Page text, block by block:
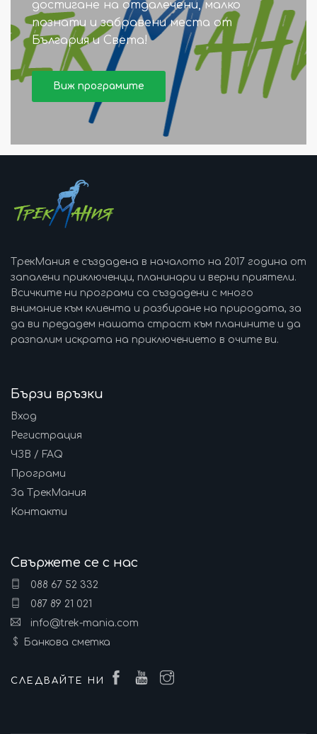
достигане на отдалечени, малко
познати и забравени места от
България и Света!
Виж програмите
ТрекМания е създадена в началото на 2017 година от
запалени приключенци, планинари и верни приятели.
Всичките ни програми са създадени с много
внимание към клиента и разбиране на природата, за
да ви предадем нашата страст към планините и да
разпалим искрата на приключението в очите ви.
Бързи връзки
Вход
Регистрация
ЧЗВ / FAQ
Програми
За ТрекМания
Контакти
Свържете се с нас
088 67 52 332
087 89 21 021
info@trek-mania.com
Банкова сметка
СЛЕДВАЙТЕ НИ